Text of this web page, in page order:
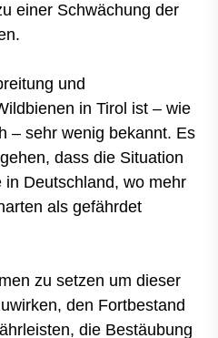
einer Schwächung der
und
in Tirol ist – wie
– sehr wenig bekannt. Es
dass die Situation
Deutschland, wo mehr
als gefährdet
zu setzen um dieser
den Fortbestand
die Bestäubung